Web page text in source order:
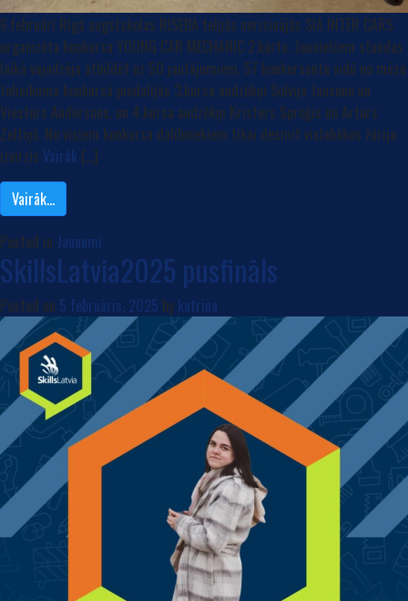
6.februārī Rīgā augstskolas RISEBA telpās norisinājās SIA INTER CARS
organizēta konkursa YOUNG CAR MECHANIC 2.kārta. Jauniešiem stundas
laikā vajadzēja atbildēt uz 50 jautājumiem. 57 konkursantu vidū no mūsu
tehnikuma konkursā piedalījās 3.kursa audzēkņi Solvija Jansone un
Viesturs Andersons, un 4.kursa audzēkņi Kristers Sproģis un Artūrs
Zeltiņš. No visiem konkursa dalībniekiem tikai desmit vislabākos žūrija
izvirzīs Vairāk […]
Vairāk…
Posted in Jaunumi
SkillsLatvia2025 pusfināls
Posted on 5 februāris, 2025 by katrina